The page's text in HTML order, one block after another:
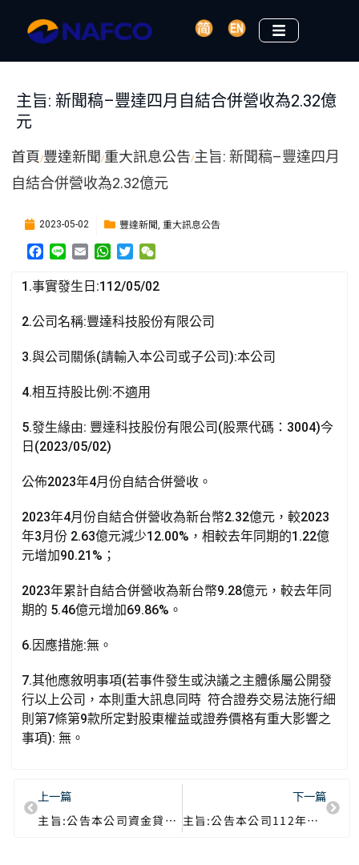
主旨: 新聞稿–豐達四月自結合併營收為2.32億
元
首頁/豐達新聞/重大訊息公告/主旨: 新聞稿–豐達四月
自結合併營收為2.32億元
2023-05-02 豐達新聞,重大訊息公告
F
c
b
o
o
k
L
n
E
a
l
W
a
s
A
p
p
T
i
t
e
r
C
a
t
1.事實發生日:112/05/02
2.公司名稱:豐達科技股份有限公司
3.與公司關係(請輸入本公司或子公司):本公司
4.相互持股比例:不適用
5.發生緣由: 豐達科技股份有限公司(股票代碼：3004)今
日(2023/05/02)
公佈2023年4月份自結合併營收。
2023年4月份自結合併營收為新台幣2.32億元，較2023
年3月份 2.63億元減少12.00%，相較去年同期的1.22億
元增加90.21%；
2023年累計自結合併營收為新台幣9.28億元，較去年同
期的 5.46億元增加69.86%。
6.因應措施:無。
7.其他應敘明事項(若事件發生或決議之主體係屬公開發
行以上公司，本則重大訊息同時 符合證券交易法施行細
則第7條第9款所定對股東權益或證券價格有重大影響之
事項): 無。
上一篇
主旨:公告本公司資金貸與達「公開發行公司資金貸與及背書保證處理準則」第二十二條第一項第二款及第一項第三款規定之標準
下一篇
主旨:公告本公司112年股東常會重要決議